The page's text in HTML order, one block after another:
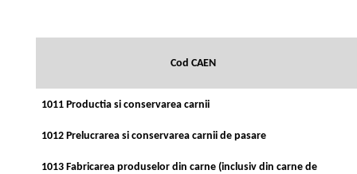
Cod CAEN
1011 Productia si conservarea carnii
1012 Prelucrarea si conservarea carnii de pasare
1013 Fabricarea produselor din carne (inclusiv din carne de